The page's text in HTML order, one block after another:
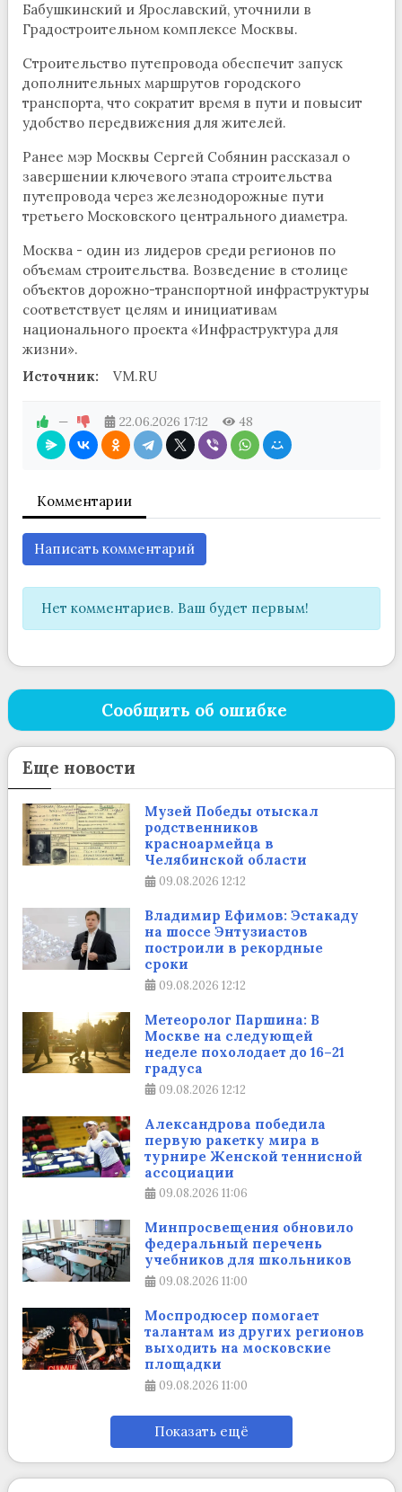
Бабушкинский и Ярославский, уточнили в
Градостроительном комплексе Москвы.
Строительство путепровода обеспечит запуск
дополнительных маршрутов городского
транспорта, что сократит время в пути и повысит
удобство передвижения для жителей.
Ранее мэр Москвы Сергей Собянин рассказал о
завершении ключевого этапа строительства
путепровода через железнодорожные пути
третьего Московского центрального диаметра.
Москва - один из лидеров среди регионов по
объемам строительства. Возведение в столице
объектов дорожно-транспортной инфраструктуры
соответствует целям и инициативам
национального проекта «Инфраструктура для
жизни».
Источник:
VM.RU
— 22.06.2026 17:12 48
Комментарии
Написать комментарий
Нет комментариев. Ваш будет первым!
Сообщить об ошибке
Еще новости
Музей Победы отыскал
родственников
красноармейца в
Челябинской области
09.08.2026 12:12
Владимир Ефимов: Эстакаду
на шоссе Энтузиастов
построили в рекордные
сроки
09.08.2026 12:12
Метеоролог Паршина: В
Москве на следующей
неделе похолодает до 16–21
градуса
09.08.2026 12:12
Александрова победила
первую ракетку мира в
турнире Женской теннисной
ассоциации
09.08.2026 11:06
Минпросвещения обновило
федеральный перечень
учебников для школьников
09.08.2026 11:00
Моспродюсер помогает
талантам из других регионов
выходить на московские
площадки
09.08.2026 11:00
Показать ещё